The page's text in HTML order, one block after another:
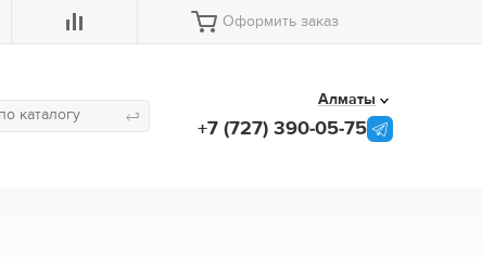
Оформить заказ
Алматы
+7 (727) 390-05-75